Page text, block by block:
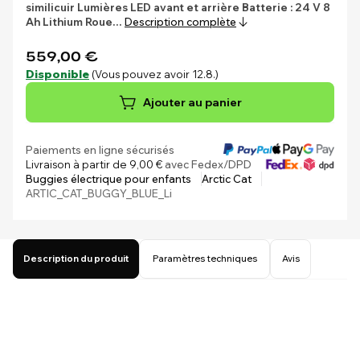
similicuir Lumières LED avant et arrière Batterie : 24 V 8
Ah Lithium Roue… Description complète
559,00 €
Disponible (Vous pouvez avoir 12.8.)
Ajouter au panier
Paiements en ligne sécurisés
Livraison à partir de 9,00 €avec Fedex/DPD
Buggies électrique pour enfants
Arctic Cat
ARTIC_CAT_BUGGY_BLUE_Li
Description du produit Paramètres techniques Avis